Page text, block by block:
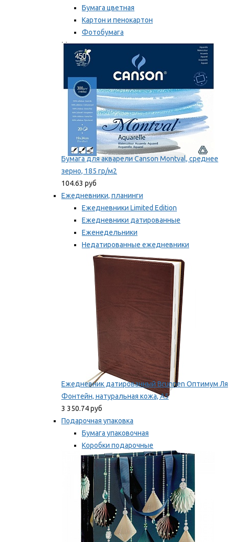
Бумага цветная
Картон и пенокартон
Фотобумага
Мы рекомендуем
Бумага для акварели Canson Montval, среднее
зерно, 185 гр/м2
104.63 руб
Ежедневники, планинги
Ежедневники Limited Edition
Ежедневники датированные
Еженедельники
Недатированные ежедневники
Планинги
Мы рекомендуем
Ежедневник датированный Brunnen Оптимум Ля
Фонтейн, натуральная кожа, А5
3 350.74 руб
Подарочная упаковка
Бумага упаковочная
Коробки подарочные
Ленты, бобины
Мы рекомендуем